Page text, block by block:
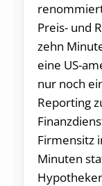
Preis- und
zehn
eine US-
nur noch
Reporting
Firmensitz
Minuten